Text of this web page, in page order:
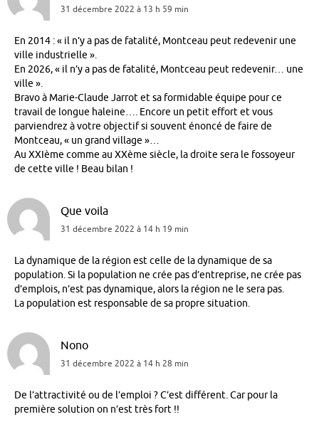
31 décembre 2022 à 13 h 59 min
En 2014 : « il n’y a pas de fatalité, Montceau peut redevenir une
ville industrielle ».
En 2026, « il n’y a pas de fatalité, Montceau peut redevenir… une
ville ».
Bravo à Marie-Claude Jarrot et sa formidable équipe pour ce
travail de longue haleine…. Encore un petit effort et vous
parviendrez à votre objectif si souvent énoncé de faire de
Montceau, « un grand village »…
Au XXIème comme au XXème siècle, la droite sera le fossoyeur
de cette ville ! Beau bilan !
Que voila
31 décembre 2022 à 14 h 19 min
La dynamique de la région est celle de la dynamique de sa
population. Si la population ne crée pas d’entreprise, ne crée pas
d’emplois, n’est pas dynamique, alors la région ne le sera pas.
La population est responsable de sa propre situation.
Nono
31 décembre 2022 à 14 h 28 min
De l’attractivité ou de l’emploi ? C’est différent. Car pour la
première solution on n’est très fort !!